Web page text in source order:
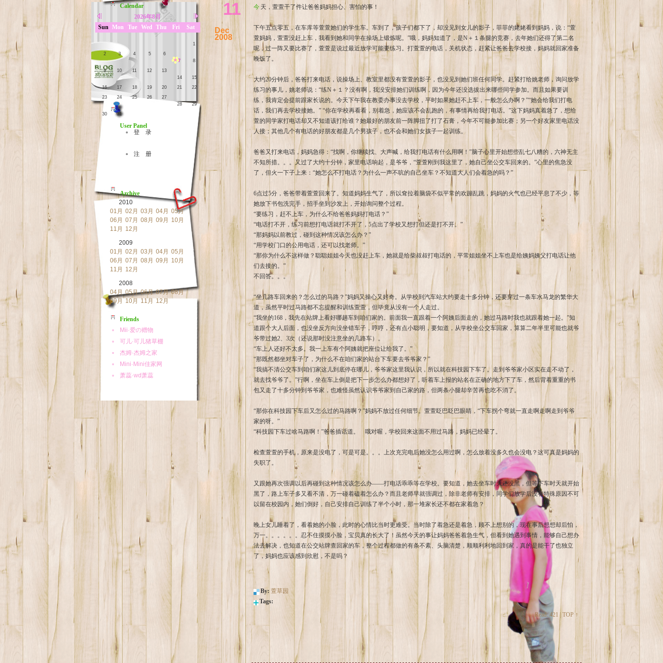
11
Dec
2008
今天，萱萱干了件让爸爸妈妈担心、害怕的事！
下午五点零五，在车库等萱萱她们的学生车。车到了，孩子们都下了，却没见到女儿的影子，菲菲的姥姥看到妈妈，说：“萱
萱妈妈，萱萱没赶上车，我看到她和同学在操场上锻炼呢。”哦，妈妈知道了，是N＋１条腿的竞赛，去年她们还得了第二名
呢，过一阵又要比赛了，萱萱是说过最近放学可能要练习。打萱萱的电话，关机状态，赶紧让爸爸去学校接，妈妈就回家准备
晚饭了。
大约20分钟后，爸爸打来电话，说操场上、教室里都没有萱萱的影子，也没见到她们班任何同学。赶紧打给姚老师，询问放学
练习的事儿，姚老师说：“练N＋１？没有啊，我没安排她们训练啊，因为今年还没选拔出来哪些同学参加。而且如果要训
练，我肯定会提前跟家长说的。今天下午我在教委办事没去学校，平时如果她赶不上车，一般怎么办啊？”“她会给我们打电
话，我们再去学校接她。” “你在学校再看看，别着急，她应该不会乱跑的，有事情再给我打电话。”这下妈妈真着急了，想给
萱的同学家打电话却又不知道该打给谁？她最好的朋友前一阵脚扭了打了石膏，今年不可能参加比赛；另一个好友家里电话没
人接；其他几个有电话的好朋友都是几个男孩子，也不会和她们女孩子一起训练。
爸爸又打来电话，妈妈急得：“找啊，你继续找、大声喊，给我打电话有什么用啊！”脑子心里开始想些乱七八糟的，六神无主
不知所措。。。又过了大约十分钟，家里电话响起，是爷爷，“萱萱刚到我这里了，她自己坐公交车回来的。”心里的焦急没
了，但火一下子上来：“她怎么不打电话？为什么一声不吭的自己坐车？不知道大人们会着急的吗？”
6点过5分，爸爸带着萱萱回来了。知道妈妈生气了，所以耷拉着脑袋不似平常的欢蹦乱跳，妈妈的火气也已经平息了不少，等
她放下书包洗完手，招手坐到沙发上，开始询问整个过程。
“要练习，赶不上车，为什么不给爸爸妈妈打电话？”
“电话打不开，练习前想打电话就打不开了，5点出了学校又想打但还是打不开。”
“那妈妈以前教过，碰到这种情况该怎么办？”
“用学校门口的公用电话，还可以找老师。”
“那你为什么不这样做？聪聪姐姐今天也没赶上车，她就是给柴叔叔打电话的，平常姐姐坐不上车也是给姨妈姨父打电话让他
们去接的。”
不回答。。。
“坐几路车回来的？怎么过的马路？”妈妈又操心又好奇。从学校到汽车站大约要走十多分钟，还要穿过一条车水马龙的繁华大
道，虽然平时过马路都不忘提醒和训练萱萱，但毕竟从没有一个人走过。
“我坐的168，我先在站牌上看好哪趟车到咱们家的。前面我一直跟着一个阿姨后面走的，她过马路时我也就跟着她一起。”知
道跟个大人后面，也没坐反方向没坐错车子，哼哼，还有点小聪明，要知道，从学校坐公交车回家，算算二年半里可能也就爷
爷带过她2、3次（还说那时没注意坐的几路车）。
“车上人还好不太多。我一上车有个阿姨就把座位让给我了。”
“那既然都坐对车子了，为什么不在咱们家的站台下车要去爷爷家？”
“我搞不清公交车到咱们家这儿到底停在哪儿，爷爷家这里我认识，所以就在科技园下车了。走到爷爷家小区实在走不动了，
就去找爷爷了。”行啊，坐在车上倒是把下一步怎么办都想好了，听着车上报的站名在正确的地方下了车，然后背着重重的书
包又走了十多分钟到爷爷家，也难怪虽然认识爷爷家到自己家的路，但两条小腿却辛苦再也吃不消了。
“那你在科技园下车后又怎么过的马路啊？”妈妈不放过任何细节。萱萱眨巴眨巴眼睛，“下车拐个弯就一直走啊走啊走到爷爷
家的呀。”
“科技园下车过啥马路啊！”爸爸插话道。 哦对喔，学校回来这面不用过马路，妈妈已经晕了。
检查萱萱的手机，原来是没电了，可是可是。。。上次充完电后她没怎么用过啊，怎么放着没多久也会没电？这可真是妈妈的
失职了。
又跟她再次强调以后再碰到这种情况该怎么办——打电话乖乖等在学校。要知道，她去坐车时天还没黑，但等下车时天就开始
黑了，路上车子多又看不清，万一碰着磕着怎么办？而且老师早就强调过，除非老师有安排，同学们放学后没有特殊原因不可
以留在校园内，她们倒好，自己安排自己训练了半个小时，那一堆家长还不都在家着急？
晚上女儿睡着了，看着她的小脸，此时的心情比当时更难受。当时除了着急还是着急，顾不上想别的，现在事后想想却后怕，
万一。。。。。。忍不住摸摸小脸，宝贝真的长大了！虽然今天的事让妈妈爸爸着急生气，但看到她遇到事情，能够自己想办
法去解决，也知道在公交站牌查回家的车，整个过程都做的有条不紊、头脑清楚，顺顺利利地回到家，真的是能干了也独立
了，妈妈也应该感到欣慰，不是吗？
By: 萱草园
Tags:
Read: 421 | TOP ↑
Calendar
2026年8月
Sun Mon Tue Wed Thu Fri Sat
1
2
3 4 5
6
7
8
9
10 11 12
13
14
15
16
17 18 19 20 21
22
23
24 25 26
27
28
29
30
31
User Panel
▫ 登 录
▫ 注 册
Archive
2010
01月 02月 03月 04月 05月
06月 07月 08月 09月
10月
11月
12月
2009
01月 02月 03月 04月 05月
06月 07月 08月 09月
10月
11月
12月
2008
04月 05月 06月 07月 08月
09月
10月 11月 12月
Friends